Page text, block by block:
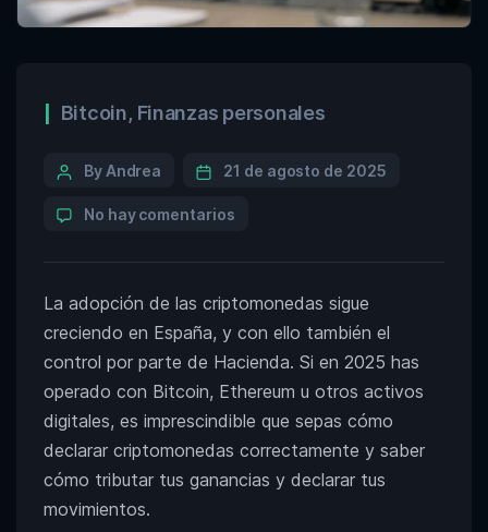
Bitcoin, Finanzas personales
By Andrea 21 de agosto de 2025
No hay comentarios
La adopción de las criptomonedas sigue
creciendo en España, y con ello también el
control por parte de Hacienda. Si en 2025 has
operado con Bitcoin, Ethereum u otros activos
digitales, es imprescindible que sepas cómo
declarar criptomonedas correctamente y saber
cómo tributar tus ganancias y declarar tus
movimientos.